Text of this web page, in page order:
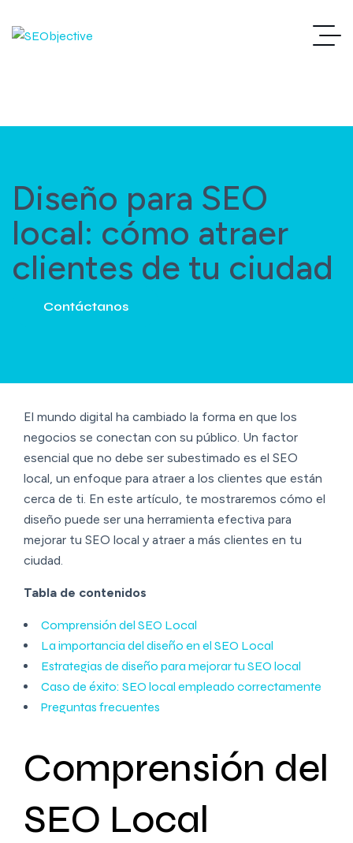
Diseño para SEO
local: cómo atraer
clientes de tu ciudad
Contáctanos
El mundo digital ha cambiado la forma en que los
negocios se conectan con su público. Un factor
esencial que no debe ser subestimado es el SEO
local, un enfoque para atraer a los clientes que están
cerca de ti. En este artículo, te mostraremos cómo el
diseño puede ser una herramienta efectiva para
mejorar tu SEO local y atraer a más clientes en tu
ciudad.
Tabla de contenidos
Comprensión del SEO Local
La importancia del diseño en el SEO Local
Estrategias de diseño para mejorar tu SEO local
Caso de éxito: SEO local empleado correctamente
Preguntas frecuentes
Comprensión del
SEO Local